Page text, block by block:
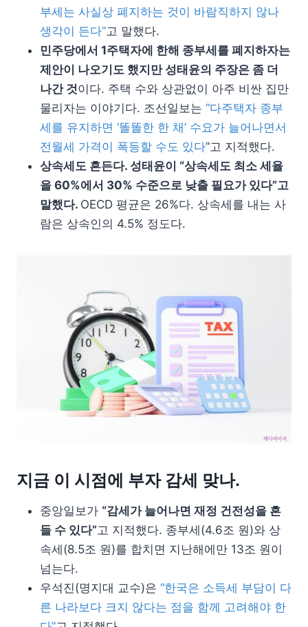
부세는 사실상 폐지하는 것이 바람직하지 않나
생각이 든다”고 말했다.
민주당에서 1주택자에 한해 종부세를 폐지하자는
제안이 나오기도 했지만 성태윤의 주장은 좀 더
나간 것이다. 주택 수와 상관없이 아주 비싼 집만
물리자는 이야기다. 조선일보는 “다주택자 종부
세를 유지하면 ‘똘똘한 한 채’ 수요가 늘어나면서
전월세 가격이 폭등할 수도 있다”고 지적했다.
상속세도 흔든다. 성태윤이 “상속세도 최소 세율
을 60%에서 30% 수준으로 낮출 필요가 있다”고
말했다. OECD 평균은 26%다. 상속세를 내는 사
람은 상속인의 4.5% 정도다.
지금 이 시점에 부자 감세 맞나.
중앙일보가 “감세가 늘어나면 재정 건전성을 흔
들 수 있다”고 지적했다. 종부세(4.6조 원)와 상
속세(8.5조 원)를 합치면 지난해에만 13조 원이
넘는다.
우석진(명지대 교수)은 “한국은 소득세 부담이 다
른 나라보다 크지 않다는 점을 함께 고려해야 한